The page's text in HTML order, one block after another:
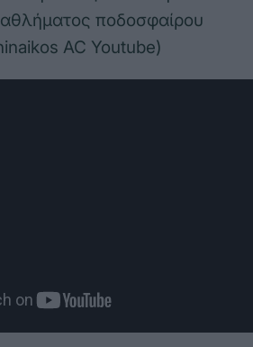
ποδοσφαίρου
AC Youtube)